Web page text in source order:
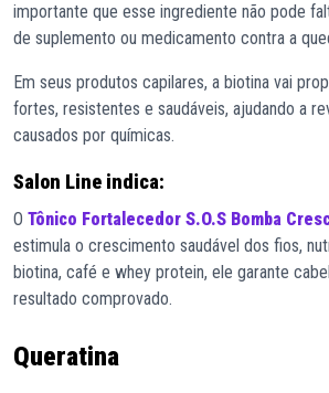
importante que esse ingrediente não pode
de suplemento ou medicamento contra a
Em seus produtos capilares, a biotina vai
fortes, resistentes e saudáveis, ajudando a
causados por químicas.
Salon Line indica:
O Tônico Fortalecedor S.O.S Bomba
estimula o crescimento saudável dos fios,
biotina, café e whey protein, ele garante
resultado comprovado.
Queratina